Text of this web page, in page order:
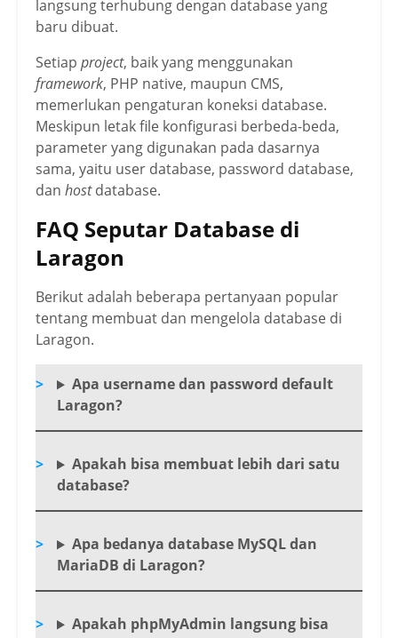
langsung terhubung dengan database yang
baru dibuat.
Setiap project, baik yang menggunakan
framework, PHP native, maupun CMS,
memerlukan pengaturan koneksi database.
Meskipun letak file konfigurasi berbeda-beda,
parameter yang digunakan pada dasarnya
sama, yaitu user database, password database,
dan hostdatabase.
FAQ Seputar Database di
Laragon
Berikut adalah beberapa pertanyaan popular
tentang membuat dan mengelola database di
Laragon.
Apa username dan password default
Laragon?
Apakah bisa membuat lebih dari satu
database?
Apa bedanya database MySQL dan
MariaDB di Laragon?
Apakah phpMyAdmin langsung bisa